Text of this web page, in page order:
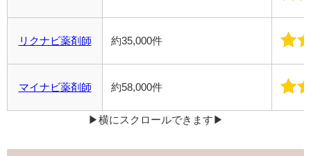
リクナビ薬剤師 約35,000件
マイナビ薬剤師 約58,000件
▶︎横にスクロールできます▶︎